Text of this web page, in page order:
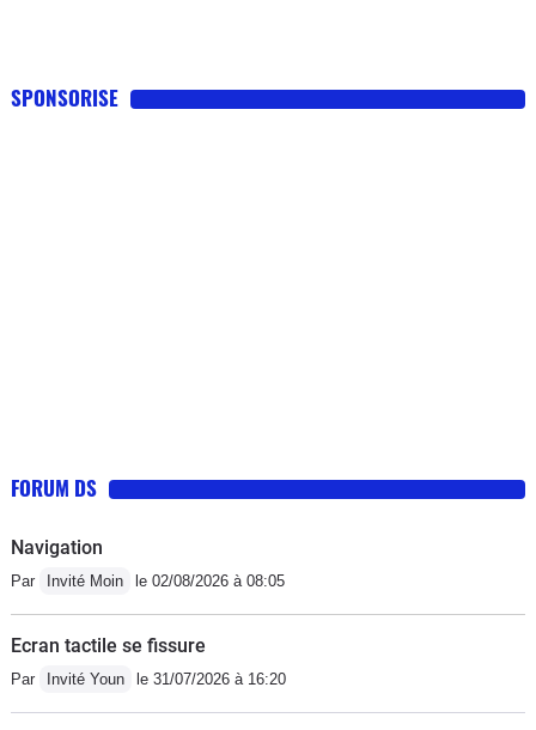
SPONSORISE
FORUM DS
Navigation
Par Invité Moin le 02/08/2026 à 08:05
Ecran tactile se fissure
Par Invité Youn le 31/07/2026 à 16:20